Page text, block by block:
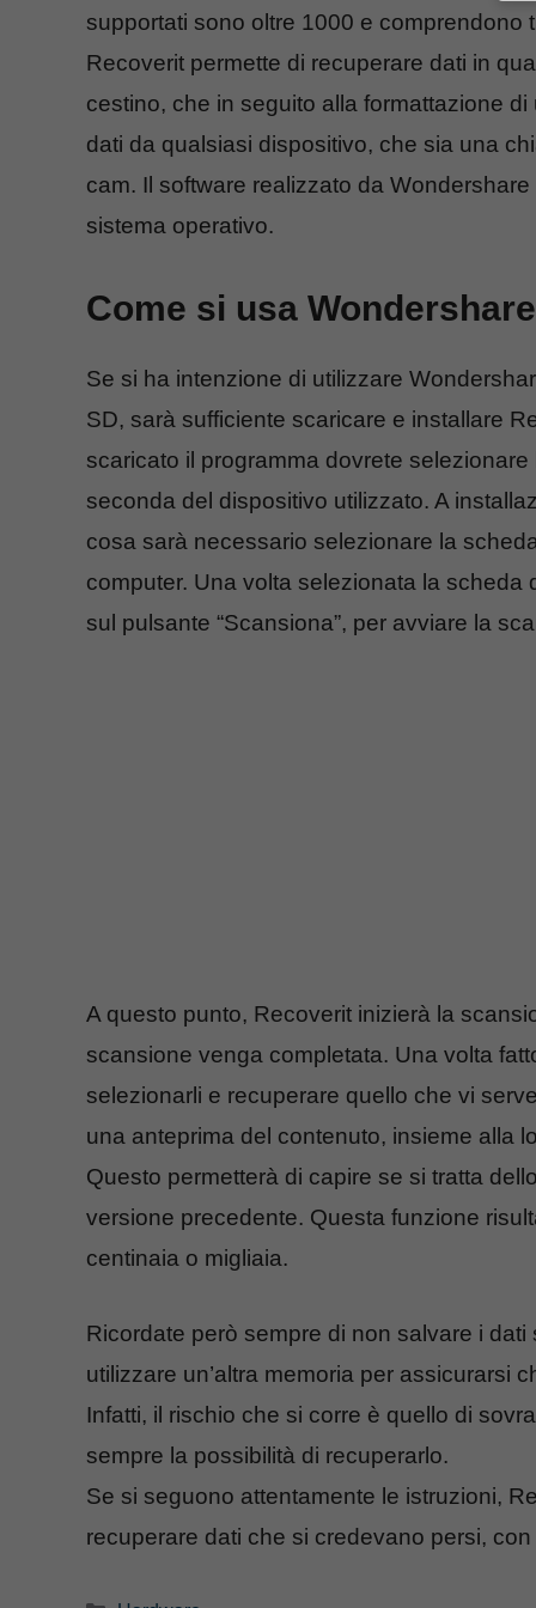
supportati sono oltre 1000 e comprendono
Recoverit permette di recuperare dati in
cestino, che in seguito alla formattazione
dati da qualsiasi dispositivo, che sia una
cam. Il software realizzato da
sistema operativo.
Come si usa
Se si ha intenzione di utilizzare
SD, sarà sufficiente scaricare e installare
scaricato il programma dovrete
seconda del dispositivo utilizzato. A
cosa sarà necessario selezionare la
computer. Una volta selezionata la scheda
sul pulsante “Scansiona”, per avviare la
A questo punto, Recoverit inizierà la
scansione venga completata. Una volta
selezionarli e recuperare quello che vi
una anteprima del contenuto, insieme alla
Questo permetterà di capire se si tratta
versione precedente. Questa funzione
centinaia o migliaia.
Ricordate però sempre di non salvare i
utilizzare un’altra memoria per assicurarsi
Infatti, il rischio che si corre è quello di
sempre la possibilità di recuperarlo.
Se si seguono attentamente le istruzioni,
recuperare dati che si credevano persi,